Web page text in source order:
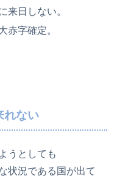
来日しない。
赤字確定。
れない
うとしても
状況である国が出て